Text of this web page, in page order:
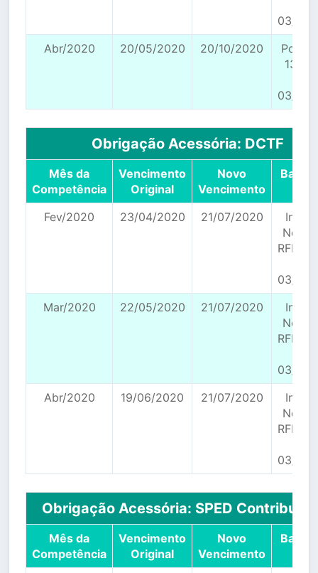
03/04/
Abr/2020
20/05/2020 20/10/2020
139/
03/04/
Obrigação Acessória: DCTF
Mês da
Competência
Vencimento
Original
Novo
Vencimento
Base
Fev/2020 23/04/2020 21/07/2020
RFB
03/04/
Mar/2020
22/05/2020 21/07/2020
RFB
03/04/
Abr/2020
19/06/2020 21/07/2020
RFB
03/04/
Obrigação Acessória: SPED
Mês da
Competência
Vencimento
Original
Novo
Vencimento
Base